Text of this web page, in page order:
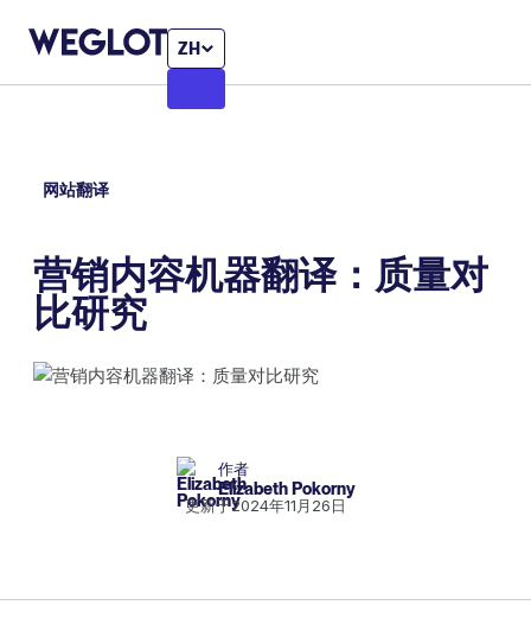
ZH
网站翻译
营销内容机器翻译：质量对
比研究
作者
Elizabeth Pokorny
更新于2024年11月26日